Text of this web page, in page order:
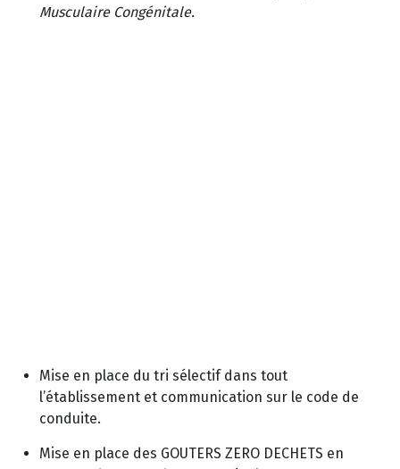
Musculaire Congénitale.
Mise en place du tri sélectif dans tout
l’établissement et communication sur le code de
conduite.
Mise en place des GOUTERS ZERO DECHETS en